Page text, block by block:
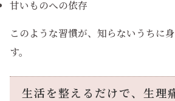
甘いものへの依存
このような習慣が、知らないうちに
す。
生活を整えるだけで、生理